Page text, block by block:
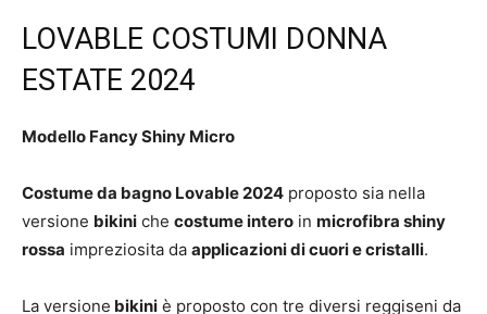
LOVABLE COSTUMI DONNA
ESTATE 2024
Modello Fancy Shiny Micro
Costume da bagno Lovable 2024 proposto sia nella
versione bikini che costume intero in microfibra shiny
rossa impreziosita da applicazioni di cuori e cristalli.
La versione bikini è proposto con tre diversi reggiseni da